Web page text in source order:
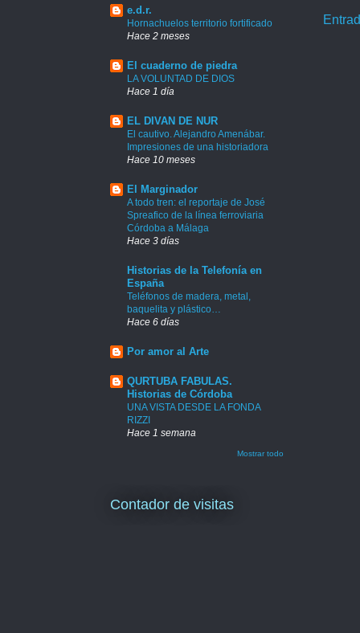
e.d.r.
Hornachuelos territorio fortificado
Hace 2 meses
El cuaderno de piedra
LA VOLUNTAD DE DIOS
Hace 1 día
EL DIVAN DE NUR
El cautivo. Alejandro Amenábar.
Impresiones de una historiadora
Hace 10 meses
El Marginador
A todo tren: el reportaje de José
Spreafico de la línea ferroviaria
Córdoba a Málaga
Hace 3 días
Historias de la Telefonía en
España
Teléfonos de madera, metal,
baquelita y plástico…
Hace 6 días
Por amor al Arte
QURTUBA FABULAS.
Historias de Córdoba
UNA VISTA DESDE LA FONDA
RIZZI
Hace 1 semana
Mostrar todo
Contador de visitas